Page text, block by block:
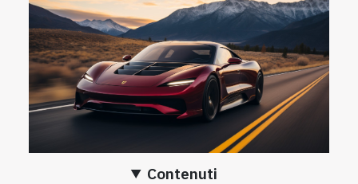
Contenuti